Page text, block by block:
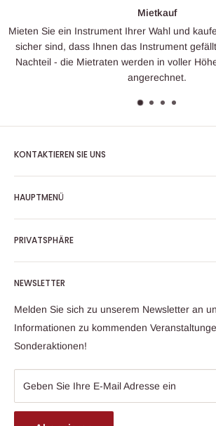
wenn Sie
Kaufpreis
Unsere flexiblen und
ermöglichen die
KONTAKTIEREN SIE UNS
Schwarzwaldstr. 9 A
79117 Freiburg im Breisgau
Unsere Öffnungszeiten
Montag - Freitag 10:00-18:00 Uhr
Samstag 10:00-16:00 Uhr
Telefon +49 (0)761 790 700
Telefon Onlineshop
+49 (0)163 24 33 256
E-Mail
info@lepthien.de
HAUPTMENÜ
Instrumente
Zubehör
Service
Über uns
Veranstaltungen
Kontakt
PRIVATSPHÄRE
AGB
Datenschutzerklärung
Widerrufsrecht & Widerrufsformular
Versand und Zahlungsbedingungen
Impressum
Persönliche Daten anfordern
NEWSLETTER
Melden Sie sich zu unserem Newsletter an
Informationen zu kommenden
Sonderaktionen!
Geben Sie Ihre E-Mail Adresse ein